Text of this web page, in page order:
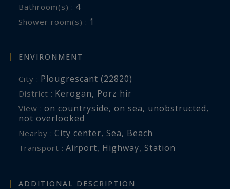
Bathroom(s) : 4
Shower room(s) : 1
ENVIRONMENT
City : Plougrescant (22820)
District : Kerogan, Porz hir
View : on countryside, on sea, unobstructed,
not overlooked
Nearby : City center, Sea, Beach
Transport : Airport, Highway, Station
ADDITIONAL DESCRIPTION